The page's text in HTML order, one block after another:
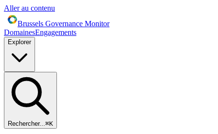
Aller au contenu
Brussels Governance Monitor
DomainesEngagements
Explorer
Rechercher...⌘K